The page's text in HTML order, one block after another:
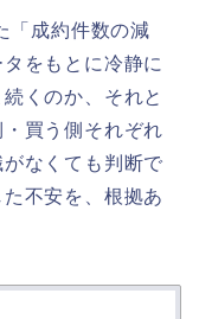
「成約件数の減
をもとに冷静に
くのか、それと
買う側それぞれ
なくても判断で
不安を、根拠あ